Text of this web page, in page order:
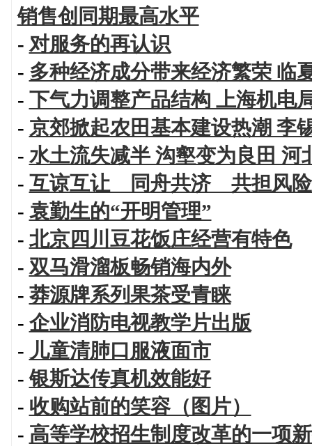
销售创同期最高水平
- 对服务的再认识
- 多种经济成分带来经济繁荣 临
- 下气力调整产品结构 上海机电
- 京郊掀起农田基本建设热潮 李
- 水土流失减半 沟壑变为良田 河
- 互谅互让 同舟共济 共担风险
- 袁勤生的“开明管理”
- 北京四川豆花饭庄经营有特色
- 双马滑溜板畅销海内外
- 莽源牌系列果茶受青睐
- 企业消防电视教学片出版
- 儿童清肺口服液面市
-银斯达传真机效能好
- 收购站前的笑容（图片）
- 高等学校招生制度改革的一项